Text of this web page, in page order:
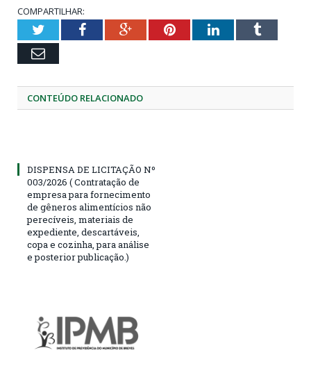
COMPARTILHAR:
TwitterFacebookGoogle+PinterestLinkedInTumblr
Email
CONTEÚDO RELACIONADO
DISPENSA DE LICITAÇÃO Nº
003/2026 ( Contratação de
empresa para fornecimento
de gêneros alimentícios não
perecíveis, materiais de
expediente, descartáveis,
copa e cozinha, para análise
e posterior publicação.)